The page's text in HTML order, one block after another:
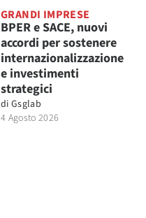
GRANDI IMPRESE
BPER e SACE, nuovi
accordi per sostenere
internazionalizzazione
e investimenti
strategici
di Gsglab
4 Agosto 2026